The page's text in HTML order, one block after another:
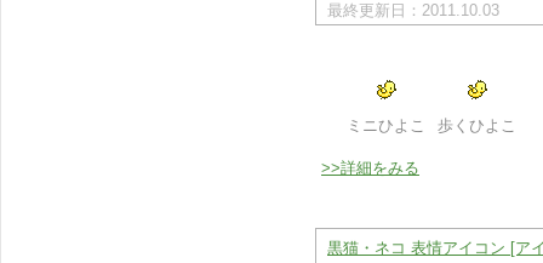
最終更新日：2011.10.03
ミニひよこ 歩くひよこ
>>詳細をみる
黒猫・ネコ 表情アイコン [ア